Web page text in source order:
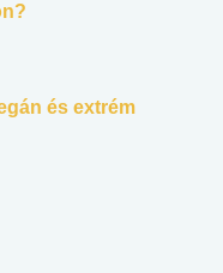
és extrém